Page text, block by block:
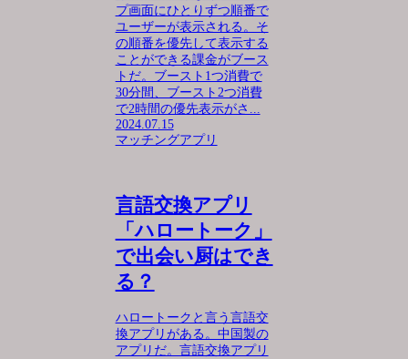
プ画面にひとりずつ順番で
ユーザーが表示される。そ
の順番を優先して表示する
ことができる課金がブース
トだ。ブースト1つ消費で
30分間、ブースト2つ消費
で2時間の優先表示がさ...
2024.07.15
マッチングアプリ
言語交換アプリ
「ハロートーク」
で出会い厨はでき
る？
ハロートークと言う言語交
換アプリがある。中国製の
アプリだ。言語交換アプリ